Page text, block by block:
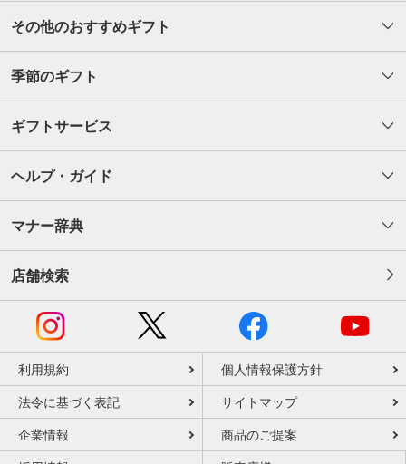
その他のおすすめギフト
季節のギフト
ギフトサービス
ヘルプ・ガイド
マナー辞典
店舗検索
利用規約 個人情報保護方針
法令に基づく表記 サイトマップ
企業情報 商品のご提案